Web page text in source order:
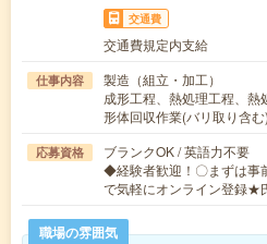
交通費
交通費規定内支給
仕事内容
製造（組立・加工）
成形工程、熱処理工程、
形体回収作業(バリ取り含
応募資格
ブランクOK / 英語力不要
◆経験者歓迎！〇まずは事
で気軽にオンライン登録★
職場の雰囲気